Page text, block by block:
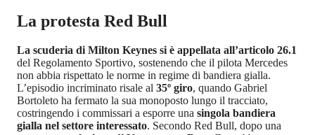
La protesta Red Bull
La scuderia di Milton Keynes si è appellata all’articolo 26.1
del Regolamento Sportivo, sostenendo che il pilota Mercedes
non abbia rispettato le norme in regime di bandiera gialla.
L’episodio incriminato risale al 35º giro, quando Gabriel
Bortoleto ha fermato la sua monoposto lungo il tracciato,
costringendo i commissari a esporre una singola bandiera
gialla nel settore interessato. Secondo Red Bull, dopo una